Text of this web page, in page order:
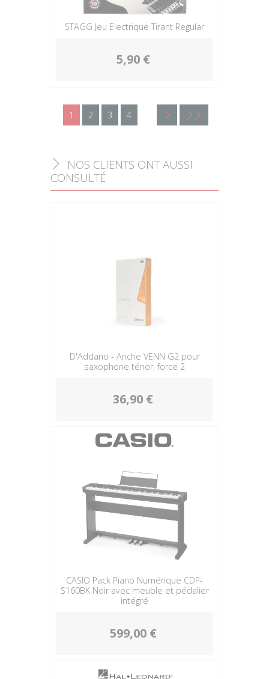
STAGG Jeu Electrique Tirant Regular
5,90 €
1 2 3 4 < <<
F
NOS CLIENTS ONT AUSSI
CONSULTÉ
D'Addario - Anche VENN G2 pour
saxophone ténor, force 2
36,90 €
CASIO Pack Piano Numérique CDP-
S160BK Noir avec meuble et pédalier
intégré
599,00 €